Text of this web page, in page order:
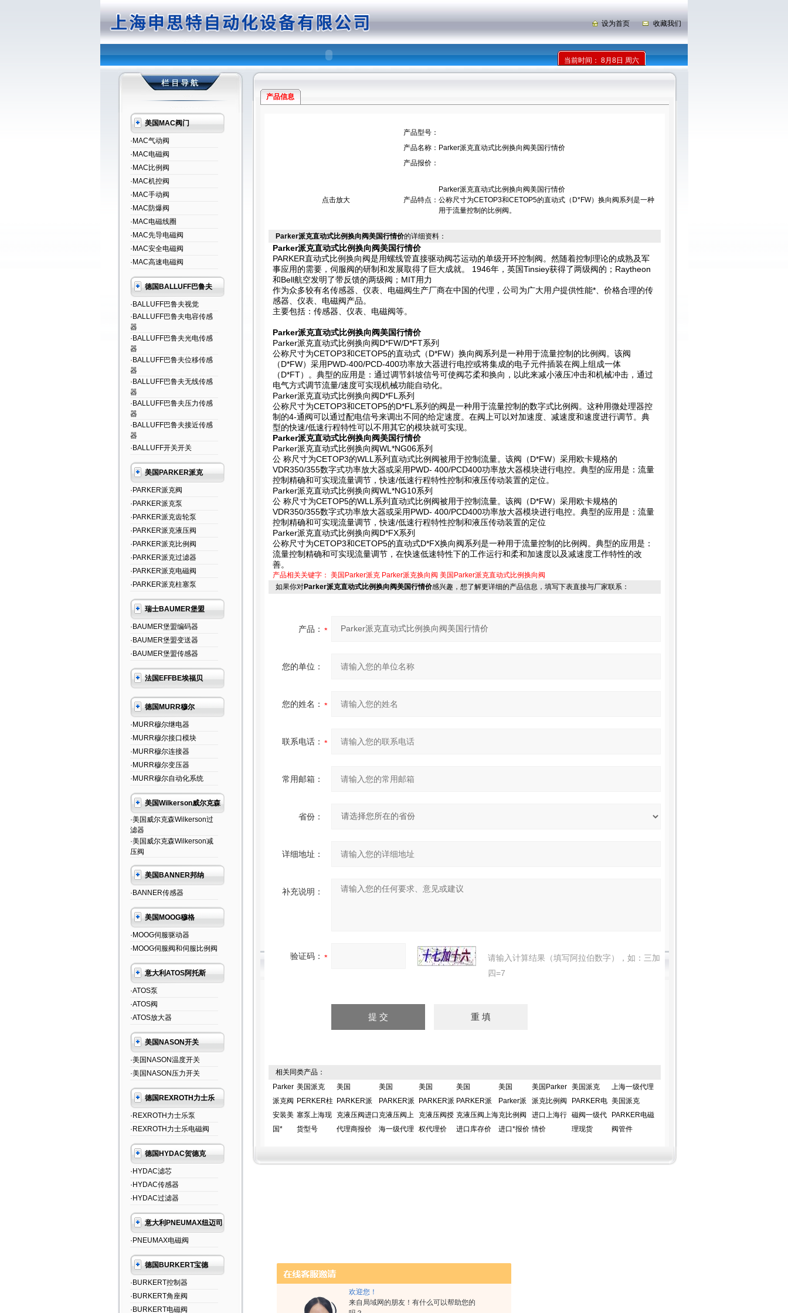
欢迎您！
来自局域网的朋友！有什么可以帮助您的
设为首页 收藏我们
当前时间： 8月8日 周六
美国MAC阀门
·MAC气动阀
·MAC电磁阀
·MAC比例阀
·MAC机控阀
·MAC手动阀
·MAC防爆阀
·MAC电磁线圈
·MAC先导电磁阀
·MAC安全电磁阀
·MAC高速电磁阀
德国BALLUFF巴鲁夫
·BALLUFF巴鲁夫视觉
·BALLUFF巴鲁夫电容传感
器
·BALLUFF巴鲁夫光电传感
器
·BALLUFF巴鲁夫位移传感
器
·BALLUFF巴鲁夫无线传感
器
·BALLUFF巴鲁夫压力传感
器
·BALLUFF巴鲁夫接近传感
器
·BALLUFF开关开关
美国PARKER派克
·PARKER派克阀
·PARKER派克泵
·PARKER派克齿轮泵
·PARKER派克液压阀
·PARKER派克比例阀
·PARKER派克过滤器
·PARKER派克电磁阀
·PARKER派克柱塞泵
瑞士BAUMER堡盟
·BAUMER堡盟编码器
·BAUMER堡盟变送器
·BAUMER堡盟传感器
法国EFFBE埃福贝
德国MURR穆尔
·MURR穆尔继电器
·MURR穆尔接口模块
·MURR穆尔连接器
·MURR穆尔变压器
·MURR穆尔自动化系统
美国Wilkerson威尔克森
·美国威尔克森Wilkerson过
滤器
·美国威尔克森Wilkerson减
压阀
美国BANNER邦纳
·BANNER传感器
美国MOOG穆格
·MOOG伺服驱动器
·MOOG伺服阀和伺服比例阀
意大利ATOS阿托斯
·ATOS泵
·ATOS阀
·ATOS放大器
美国NASON开关
·美国NASON温度开关
·美国NASON压力开关
德国REXROTH力士乐
·REXROTH力士乐泵
·REXROTH力士乐电磁阀
德国HYDAC贺德克
·HYDAC滤芯
·HYDAC传感器
·HYDAC过滤器
意大利PNEUMAX纽迈司
·PNEUMAX电磁阀
德国BURKERT宝德
·BURKERT控制器
·BURKERT角座阀
·BURKERT电磁阀
产品信息
点击放大
产品型号：
产品名称： Parker派克直动式比例换向阀美国行情价
产品报价：
产品特点：
Parker派克直动式比例换向阀美国行情价
公称尺寸为CETOP3和CETOP5的直动式（D*FW）换向阀系列是一种
用于流量控制的比例阀。
Parker派克直动式比例换向阀美国行情价的详细资料：
Parker派克直动式比例换向阀美国行情价
PARKER直动式比例换向阀是用螺线管直接驱动阀芯运动的单级开环控制阀。然随着控制理论的成熟及军
事应用的需要，伺服阀的研制和发展取得了巨大成就。 1946年，英国Tinsiey获得了两级阀的；Raytheon
和Bell航空发明了带反馈的两级阀；MIT用力
作为众多较有名传感器、仪表、电磁阀生产厂商在中国的代理，公司为广大用户提供性能*、价格合理的传
感器、仪表、电磁阀产品。
主要包括：传感器、仪表、电磁阀等。
Parker派克直动式比例换向阀美国行情价
Parker派克直动式比例换向阀D*FW/D*FT系列
公称尺寸为CETOP3和CETOP5的直动式（D*FW）换向阀系列是一种用于流量控制的比例阀。该阀
（D*FW）采用PWD-400/PCD-400功率放大器进行电控或将集成的电子元件插装在阀上组成一体
（D*FT）。典型的应用是：通过调节斜坡信号可使阀芯柔和换向，以此来减小液压冲击和机械冲击，通过
电气方式调节流量/速度可实现机械功能自动化。
Parker派克直动式比例换向阀D*FL系列
公称尺寸为CETOP3和CETOP5的D*FL系列的阀是一种用于流量控制的数字式比例阀。这种用微处理器控
制的4-通阀可以通过配电信号来调出不同的给定速度。在阀上可以对加速度、减速度和速度进行调节。典
型的快速/低速行程特性可以不用其它的模块就可实现。
Parker派克直动式比例换向阀美国行情价
Parker派克直动式比例换向阀WL*NG06系列
公 称尺寸为CETOP3的WLL系列直动式比例阀被用于控制流量。该阀（D*FW）采用欧卡规格的
VDR350/355数字式功率放大器或采用PWD- 400/PCD400功率放大器模块进行电控。典型的应用是：流量
控制精确和可实现流量调节，快速/低速行程特性控制和液压传动装置的定位。
Parker派克直动式比例换向阀WL*NG10系列
公 称尺寸为CETOP5的WLL系列直动式比例阀被用于控制流量。该阀（D*FW）采用欧卡规格的
VDR350/355数字式功率放大器或采用PWD- 400/PCD400功率放大器模块进行电控。典型的应用是：流量
控制精确和可实现流量调节，快速/低速行程特性控制和液压传动装置的定位
Parker派克直动式比例换向阀D*FX系列
公称尺寸为CETOP3和CETOP5的直动式D*FX换向阀系列是一种用于流量控制的比例阀。典型的应用是：
流量控制精确和可实现流量调节，在快速低速特性下的工作运行和柔和加速度以及减速度工作特性的改
善。
产品相关关键字： 美国Parker派克 Parker派克换向阀 美国Parker派克直动式比例换向阀
如果你对Parker派克直动式比例换向阀美国行情价感兴趣，想了解更详细的产品信息，填写下表直接与厂家联系：
产品：
您的单位：
您的姓名：
联系电话：
常用邮箱：
省份：
详细地址：
补充说明：
验证码：
请输入计算结果（填写阿拉伯数字），如：三加
四=7
相关同类产品：
Parker
派克阀
安装美
国*
美国派克
PERKER柱
塞泵上海现
货型号
美国
PARKER派
克液压阀进口
代理商报价
美国
PARKER派
克液压阀上
海一级代理
美国
PARKER派
克液压阀授
权代理价
美国
PARKER派
克液压阀上海
进口库存价
美国
Parker派
克比例阀
进口*报价
美国Parker
派克比例阀
进口上海行
情价
美国派克
PARKER电
磁阀一级代
理现货
上海一级代理
美国派克
PARKER电磁
阀管件